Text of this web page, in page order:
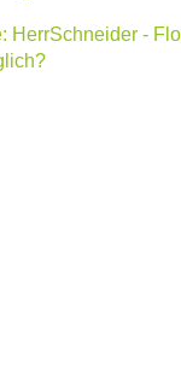
HerrSchneider -